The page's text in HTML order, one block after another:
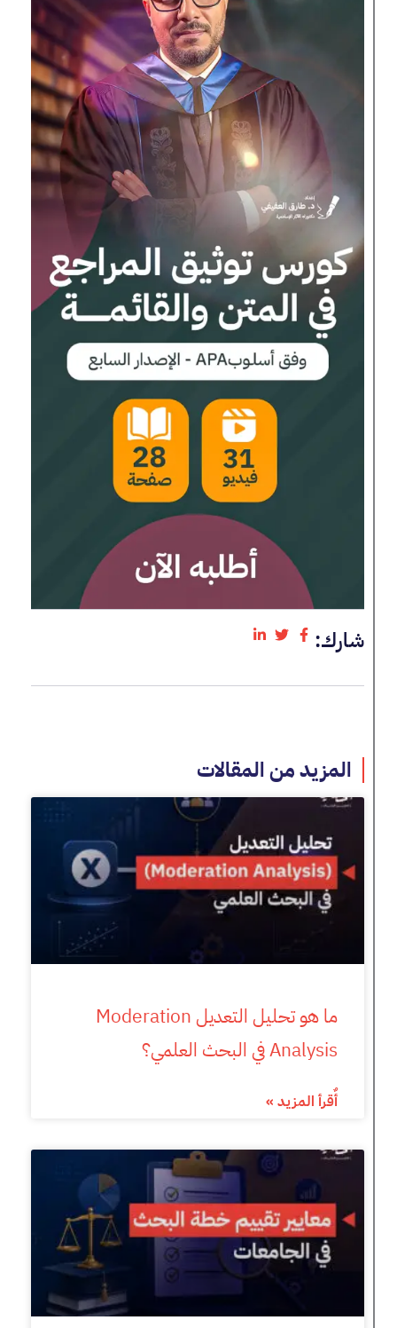
شارك:
المزيد من المقالات
ما هو تحليل التعديل Moderation
Analysis في البحث العلمي؟
أٌقرأ المزيد »